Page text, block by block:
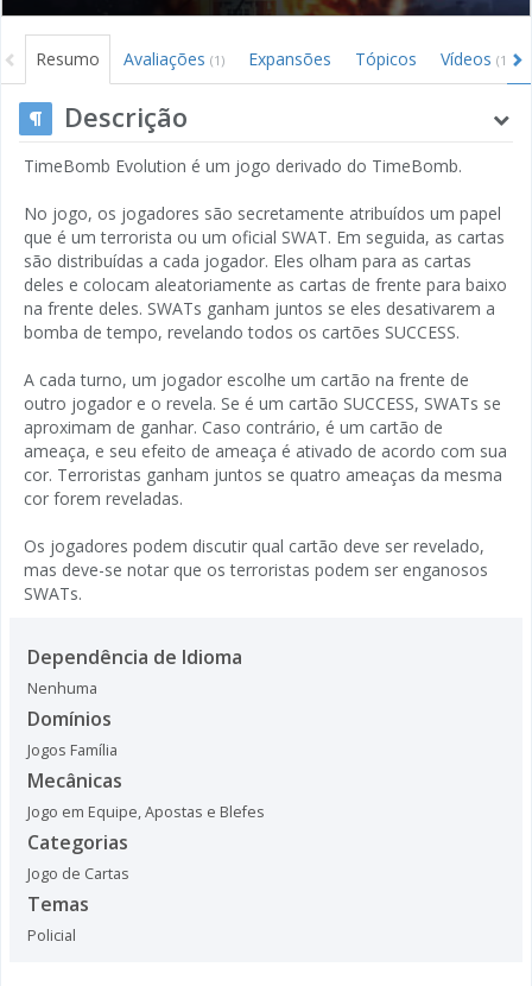
Resumo Avaliações (1) Expansões Tópicos Vídeos (1)
Descrição
TimeBomb Evolution é um jogo derivado do TimeBomb.
No jogo, os jogadores são secretamente atribuídos um papel
que é um terrorista ou um oficial SWAT. Em seguida, as cartas
são distribuídas a cada jogador. Eles olham para as cartas
deles e colocam aleatoriamente as cartas de frente para baixo
na frente deles. SWATs ganham juntos se eles desativarem a
bomba de tempo, revelando todos os cartões SUCCESS.
A cada turno, um jogador escolhe um cartão na frente de
outro jogador e o revela. Se é um cartão SUCCESS, SWATs se
aproximam de ganhar. Caso contrário, é um cartão de
ameaça, e seu efeito de ameaça é ativado de acordo com sua
cor. Terroristas ganham juntos se quatro ameaças da mesma
cor forem reveladas.
Os jogadores podem discutir qual cartão deve ser revelado,
mas deve-se notar que os terroristas podem ser enganosos
SWATs.
Dependência de Idioma
Nenhuma
Domínios
Jogos Família
Mecânicas
Jogo em Equipe,Apostas e Blefes
Categorias
Jogo de Cartas
Temas
Policial